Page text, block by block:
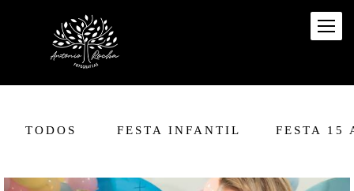
TODOS FESTA INFANTIL FESTA 15